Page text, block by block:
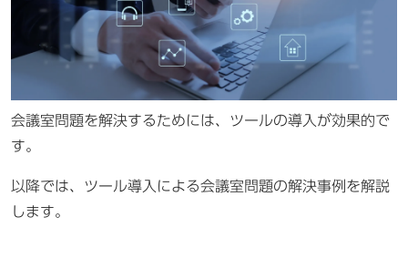
会議室問題を解決するためには、ツールの導入が効果的で
す。
以降では、ツール導入による会議室問題の解決事例を解説
します。